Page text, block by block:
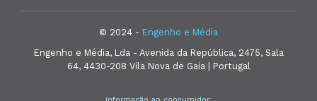
© 2024 - Engenho e Média
Engenho e Média, Lda - Avenida da República, 2475, Sala
64, 4430-208 Vila Nova de Gaia | Portugal